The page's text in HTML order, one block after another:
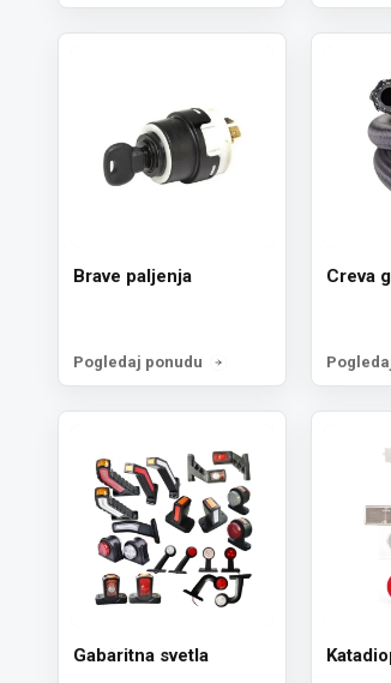
Brave paljenja
Pogledaj ponudu
Creva
Gabaritna svetla